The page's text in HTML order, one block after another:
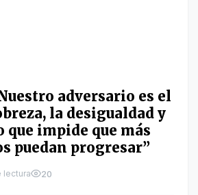
adversario es el
la desigualdad y
que impide que más
puedan progresar”
lectura 20